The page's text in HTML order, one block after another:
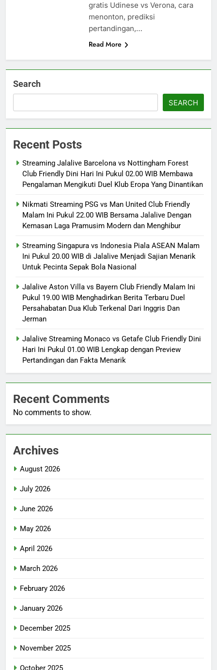
gratis Udinese vs Verona, cara
menonton, prediksi
pertandingan,…
Read More
Search
SEARCH
Recent Posts
Streaming Jalalive Barcelona vs Nottingham Forest
Club Friendly Dini Hari Ini Pukul 02.00 WIB Membawa
Pengalaman Mengikuti Duel Klub Eropa Yang Dinantikan
Nikmati Streaming PSG vs Man United Club Friendly
Malam Ini Pukul 22.00 WIB Bersama Jalalive Dengan
Kemasan Laga Pramusim Modern dan Menghibur
Streaming Singapura vs Indonesia Piala ASEAN Malam
Ini Pukul 20.00 WIB di Jalalive Menjadi Sajian Menarik
Untuk Pecinta Sepak Bola Nasional
Jalalive Aston Villa vs Bayern Club Friendly Malam Ini
Pukul 19.00 WIB Menghadirkan Berita Terbaru Duel
Persahabatan Dua Klub Terkenal Dari Inggris Dan
Jerman
Jalalive Streaming Monaco vs Getafe Club Friendly Dini
Hari Ini Pukul 01.00 WIB Lengkap dengan Preview
Pertandingan dan Fakta Menarik
Recent Comments
No comments to show.
Archives
August 2026
July 2026
June 2026
May 2026
April 2026
March 2026
February 2026
January 2026
December 2025
November 2025
October 2025